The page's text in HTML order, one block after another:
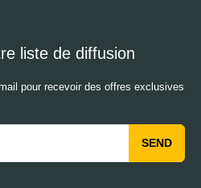
liste de diffusion
pour recevoir des offres exclusives
SEND